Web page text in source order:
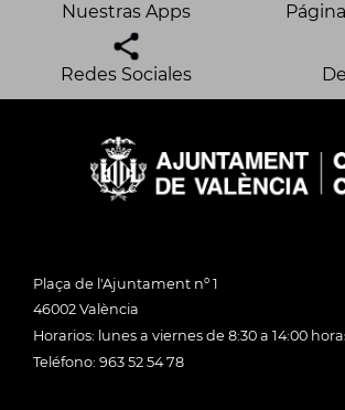
Nuestras Apps
Redes Sociales
Plaça de l'Ajuntament nº 1
46002 València
Horarios: lunes a viernes de 8:30 a 14:00
Teléfono: 963 52 54 78